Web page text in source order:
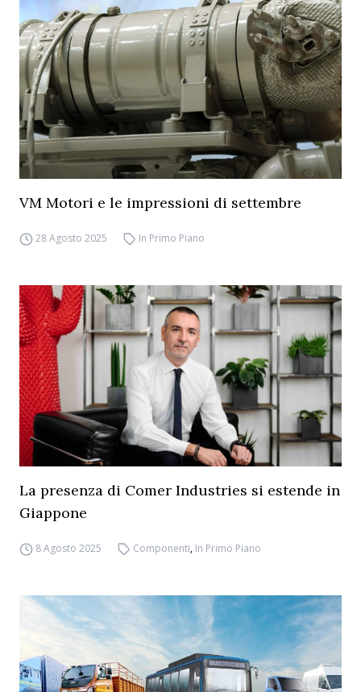
VM Motori e le impressioni di settembre
28 Agosto 2025 In Primo Piano
La presenza di Comer Industries si estende in
Giappone
8 Agosto 2025 Componenti, In Primo Piano